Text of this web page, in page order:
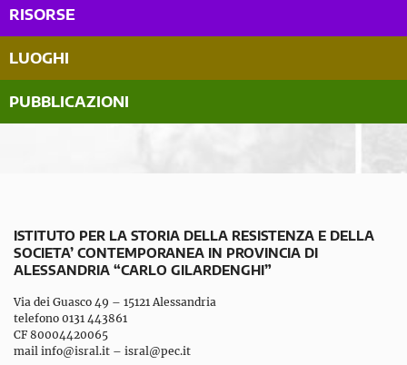
RISORSE
LUOGHI
PUBBLICAZIONI
ISTITUTO PER LA STORIA DELLA RESISTENZA E DELLA
SOCIETA’ CONTEMPORANEA IN PROVINCIA DI
ALESSANDRIA “CARLO GILARDENGHI”
Via dei Guasco 49 – 15121 Alessandria
telefono 0131 443861
CF 80004420065
mail info@isral.it – isral@pec.it